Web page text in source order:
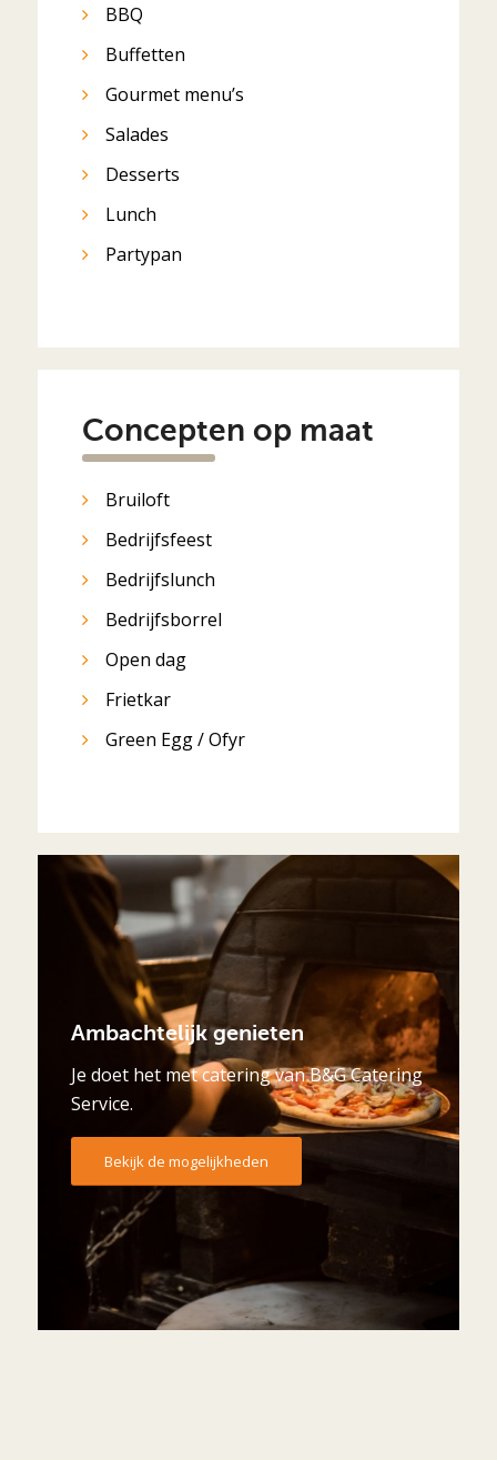
BBQ
Buffetten
Gourmet menu’s
Salades
Desserts
Lunch
Partypan
Concepten op maat
Bruiloft
Bedrijfsfeest
Bedrijfslunch
Bedrijfsborrel
Open dag
Frietkar
Green Egg / Ofyr
Ambachtelijk genieten
Je doet het met catering van B&G Catering
Service.
Bekijk de mogelijkheden